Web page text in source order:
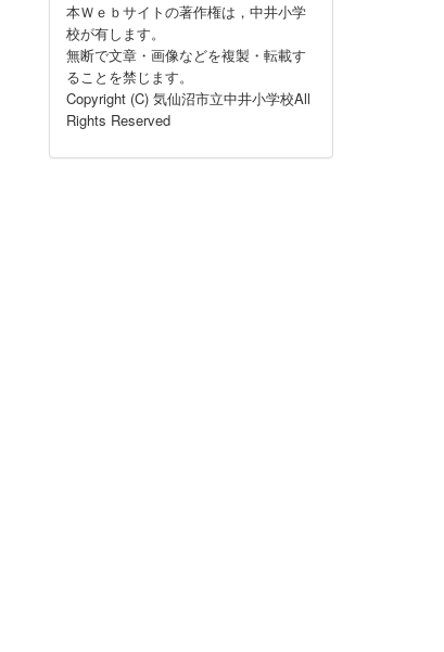
本Ｗｅｂサイトの著作権は，中井小学
校が有します。
無断で文章・画像などを複製・転載す
ることを禁じます。
Copyright (C) 気仙沼市立中井小学校All
Rights Reserved